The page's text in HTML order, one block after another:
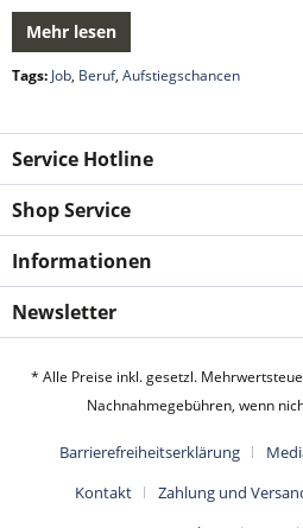
Mehr lesen
Tags: Job, Beruf, Aufstiegschancen
Service Hotline
Shop Service
Informationen
Newsletter
* Alle Preise inkl. gesetzl.
Nachnahmegebühren, wenn
Barrierefreiheitserklärung
Kontakt
Zahlung und